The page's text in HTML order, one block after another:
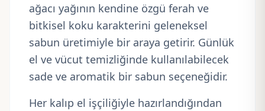
ağacı yağının kendine özgü ferah ve
bitkisel koku karakterini geleneksel
sabun üretimiyle bir araya getirir. Günlük
el ve vücut temizliğinde kullanılabilecek
sade ve aromatik bir sabun seçeneğidir.
Her kalıp el işçiliğiyle hazırlandığından